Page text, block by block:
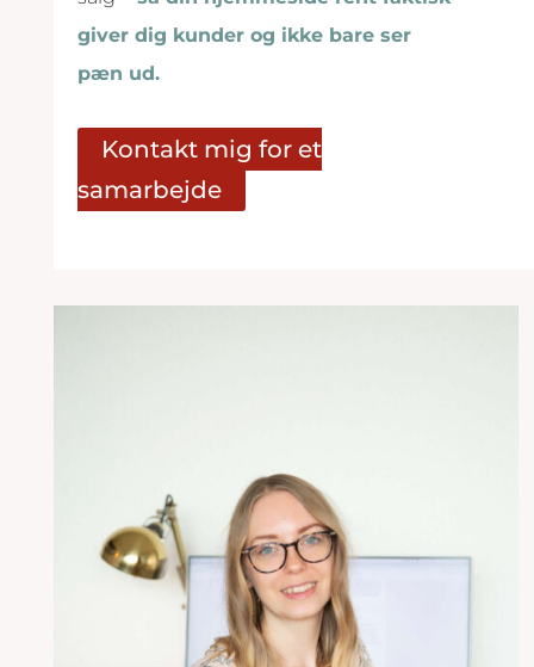
giver dig kunder og ikke bare ser
pæn ud.
Kontakt mig for et
samarbejde